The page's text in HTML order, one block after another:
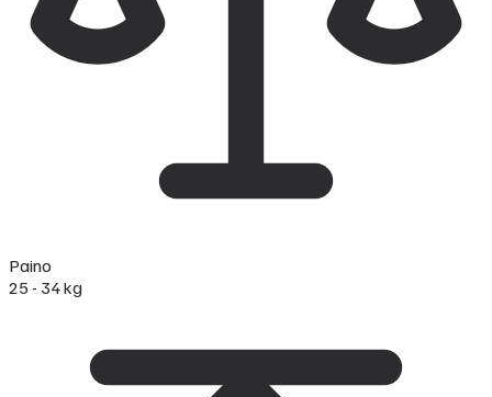
Paino
25 - 34 kg